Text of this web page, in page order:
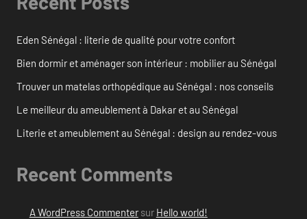
Eden Sénégal : literie de qualité pour votre confort
Bien dormir et aménager son intérieur : mobilier au Sénégal
Trouver un matelas orthopédique au Sénégal : nos conseils
Le meilleur du ameublement à Dakar et au Sénégal
Literie et ameublement au Sénégal : design au rendez-vous
Recent Comments
A WordPress Commentersur Hello world!